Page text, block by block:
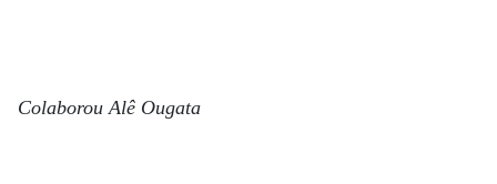
Colaborou Alê Ougata